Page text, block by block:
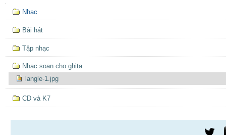
Mục
định
hướng
Nhạc
Bài hát
Tập nhạc
Nhạc soạn cho ghita
langle-1.jpg
CD và K7